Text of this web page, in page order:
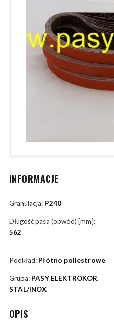
INFORMACJE
Granulacja: P240
Długość pasa (obwód) [mm]:
562
Podkład: Płótno poliestrowe
Grupa: PASY ELEKTROKOR.
STAL/INOX
OPIS